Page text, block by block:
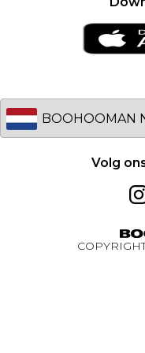
Studentenkorting -
Studentenkorting -
BOOHOOMAN App
Australia
EU
Volg